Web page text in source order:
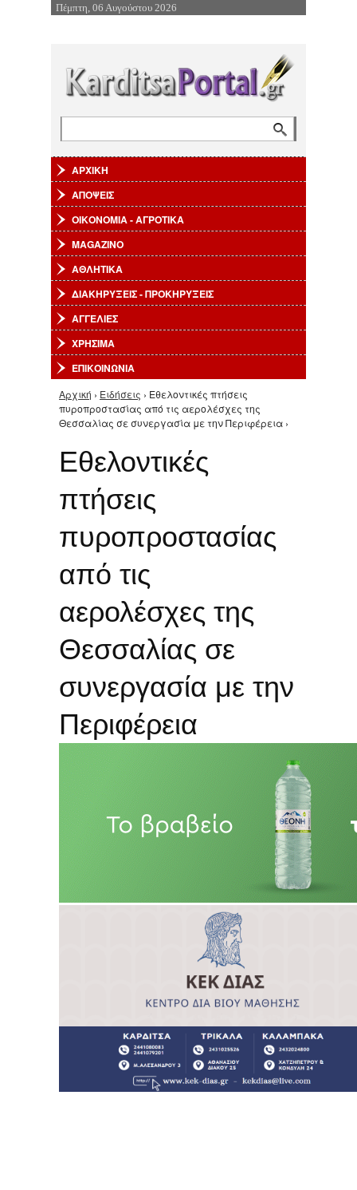
Επιστροφή στην Πλοήγηση
Πέμπτη, 06 Αυγούστου 2026
ΑΡΧΙΚΗ
ΑΠΟΨΕΙΣ
ΟΙΚΟΝΟΜΙΑ - ΑΓΡΟΤΙΚΑ
MAGAZINO
ΑΘΛΗΤΙΚΑ
ΔΙΑΚΗΡΥΞΕΙΣ - ΠΡΟΚΗΡΥΞΕΙΣ
ΑΓΓΕΛΙΕΣ
ΧΡΗΣΙΜΑ
ΕΠΙΚΟΙΝΩΝΙΑ
Είστε εδώ
Αρχική › Ειδήσεις › Εθελοντικές πτήσεις
πυροπροστασίας από τις αερολέσχες της
Θεσσαλίας σε συνεργασία με την Περιφέρεια ›
Εθελοντικές
πτήσεις
πυροπροστασίας
από τις
αερολέσχες της
Θεσσαλίας σε
συνεργασία με την
Περιφέρεια